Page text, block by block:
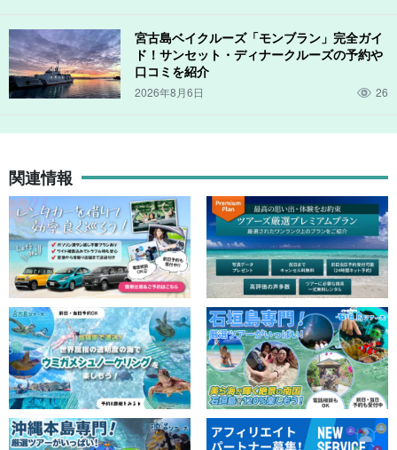
宮古島ベイクルーズ「モンブラン」完全ガイ
ド！サンセット・ディナークルーズの予約や
口コミを紹介
2026年8月6日 26
関連情報